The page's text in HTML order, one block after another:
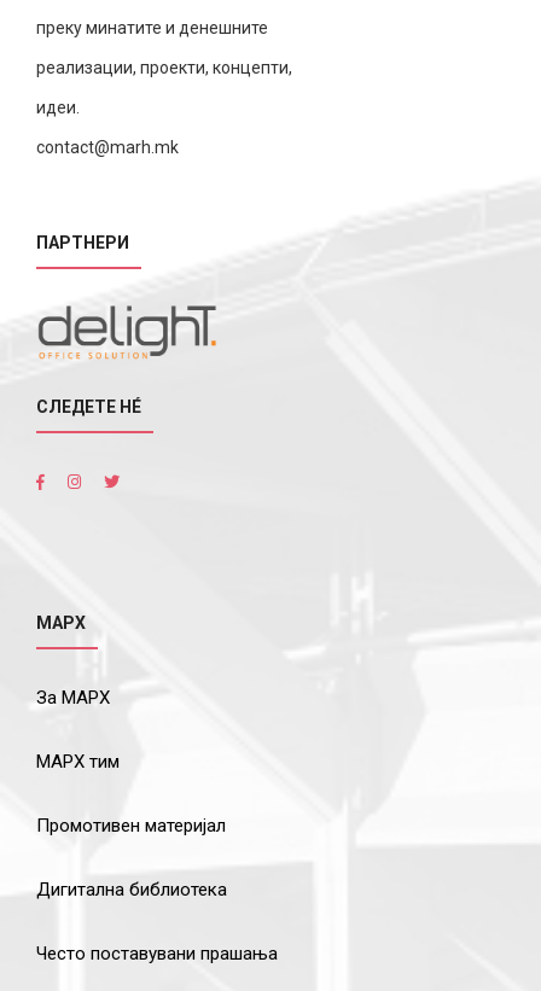
преку минатите и денешните
реализации, проекти, концепти,
идеи.
contact@marh.mk
ПАРТНЕРИ
СЛЕДЕТЕ НÉ
МАРХ
За МАРХ
МАРХ тим
Промотивен материјал
Дигитална библиотека
Често поставувани прашања